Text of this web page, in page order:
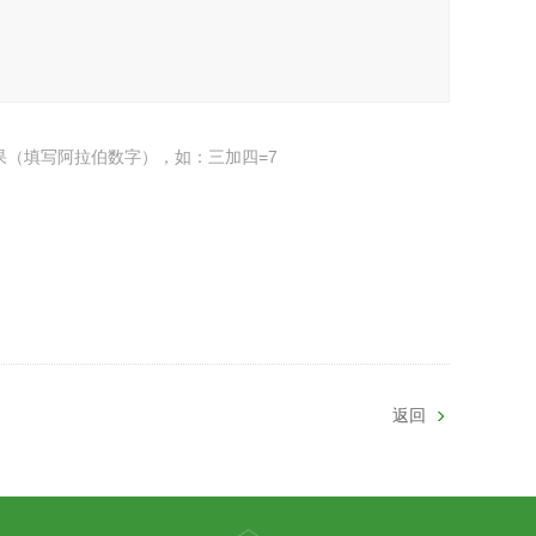
（填写阿拉伯数字），如：三加四=7
返回